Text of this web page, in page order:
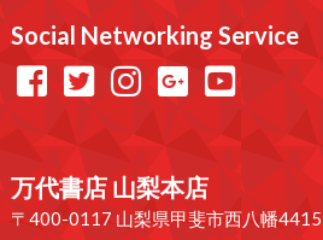
Social Networking Service
万代書店 山梨本店
〒400-0117 山梨県甲斐市西八幡4415